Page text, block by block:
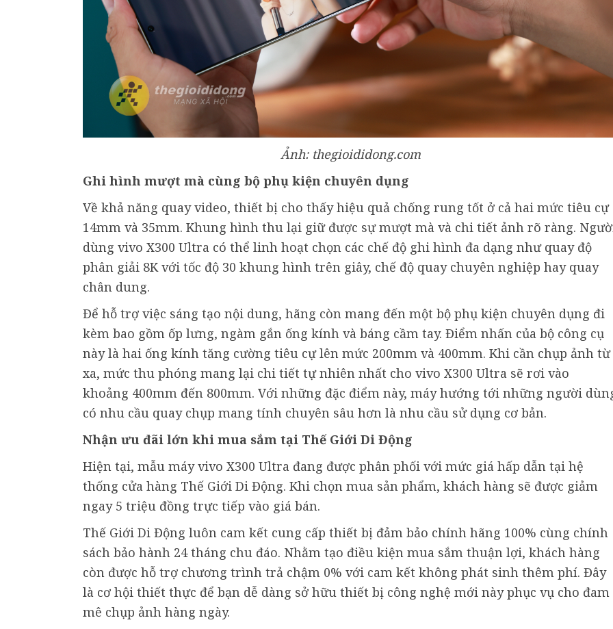
Ảnh: thegioididong.com
Ghi hình mượt mà cùng bộ phụ kiện chuyên dụng
Về khả năng quay video, thiết bị cho thấy hiệu quả chống rung tốt ở cả hai mức tiêu cự
14mm và 35mm. Khung hình thu lại giữ được sự mượt mà và chi tiết ảnh rõ ràng.
dùng vivo X300 Ultra có thể linh hoạt chọn các chế độ ghi hình đa dạng như quay độ
phân giải 8K với tốc độ 30 khung hình trên giây, chế độ quay chuyên nghiệp hay quay
chân dung.
Để hỗ trợ việc sáng tạo nội dung, hãng còn mang đến một bộ phụ kiện chuyên dụng đi
kèm bao gồm ốp lưng, ngàm gắn ống kính và báng cầm tay. Điểm nhấn của bộ công cụ
này là hai ống kính tăng cường tiêu cự lên mức 200mm và 400mm. Khi cần chụp ảnh từ
xa, mức thu phóng mang lại chi tiết tự nhiên nhất cho vivo X300 Ultra sẽ rơi vào
khoảng 400mm đến 800mm. Với những đặc điểm này, máy hướng tới những người
có nhu cầu quay chụp mang tính chuyên sâu hơn là nhu cầu sử dụng cơ bản.
Nhận ưu đãi lớn khi mua sắm tại Thế Giới Di Động
Hiện tại, mẫu máy vivo X300 Ultra đang được phân phối với mức giá hấp dẫn tại hệ
thống cửa hàng Thế Giới Di Động. Khi chọn mua sản phẩm, khách hàng sẽ được giảm
ngay 5 triệu đồng trực tiếp vào giá bán.
Thế Giới Di Động luôn cam kết cung cấp thiết bị đảm bảo chính hãng 100% cùng chính
sách bảo hành 24 tháng chu đáo. Nhằm tạo điều kiện mua sắm thuận lợi, khách hàng
còn được hỗ trợ chương trình trả chậm 0% với cam kết không phát sinh thêm phí. Đây
là cơ hội thiết thực để bạn dễ dàng sở hữu thiết bị công nghệ mới này phục vụ cho đam
mê chụp ảnh hàng ngày.